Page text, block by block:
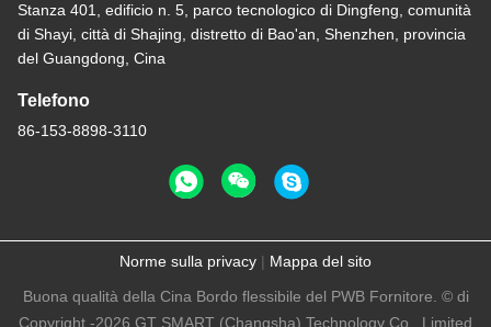
Stanza 401, edificio n. 5, parco tecnologico di Dingfeng, comunità
di Shayi, città di Shajing, distretto di Bao'an, Shenzhen, provincia
del Guangdong, Cina
Telefono
86-153-8898-3110
Norme sulla privacy | Mappa del sito
Buona qualità della Cina Bordo flessibile del PWB Fornitore. © di
Copyright -2026 GT SMART (Changsha) Technology Co., Limited